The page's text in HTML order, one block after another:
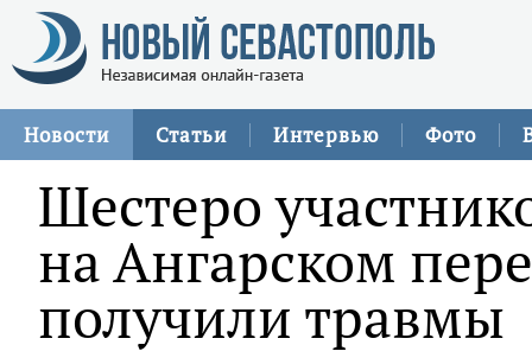
Новости Статьи Интервью Фото
Шестеро
на Ангарском
получили травмы